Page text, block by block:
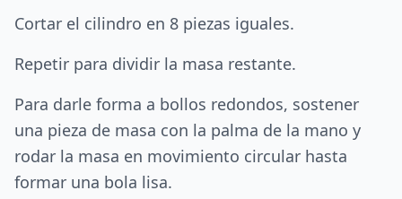
Cortar el cilindro en 8 piezas iguales.
Repetir para dividir la masa restante.
Para darle forma a bollos redondos, sostener
una pieza de masa con la palma de la mano y
rodar la masa en movimiento circular hasta
formar una bola lisa.